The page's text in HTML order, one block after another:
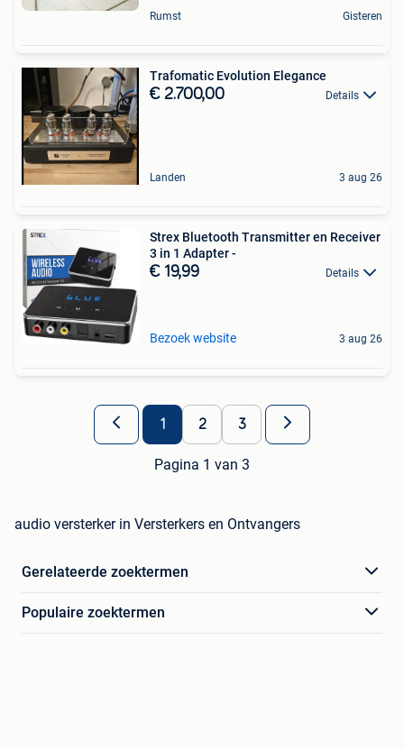
Rumst Gisteren
Trafomatic Evolution Elegance
€ 2.700,00 Details
Landen 3 aug 26
Strex Bluetooth Transmitter en Receiver
3 in 1 Adapter -
€ 19,99 Details
Bezoek website 3 aug 26
1 2 3
Pagina 1 van 3
audio versterker in Versterkers en Ontvangers
Gerelateerde zoektermen
Populaire zoektermen